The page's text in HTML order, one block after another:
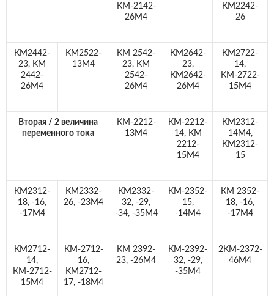
КМ-2142-
26М4
КМ2242-
26
КМ2442-
23, КМ
2442-
26М4
КМ2522-
13М4
КМ 2542-
23, КМ
2542-
26М4
КМ2642-
23,
КМ2642-
26М4
КМ2722-
14,
КМ-2722-
15М4
Вторая / 2 величина
переменного тока
КМ-2212-
13М4
КМ-2212-
14, КМ
2212-
15М4
КМ2312-
14М4,
КМ2312-
15
КМ2312-
18, -16,
-17М4
КМ2332-
26, -23М4
КМ2332-
32, -29,
-34, -35М4
КМ-2352-
15,
-14М4
КМ 2352-
18, -16,
-17М4
КМ2712-
14,
КМ-2712-
15М4
КМ-2712-
16,
КМ2712-
17, -18М4
КМ 2392-
23, -26М4
КМ-2392-
32, -29,
-35М4
2КМ-2372-
46М4